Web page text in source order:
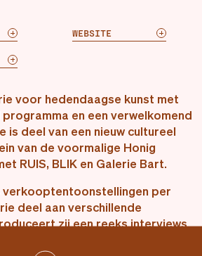
WEBSITE
voor hedendaagse kunst met
en een verwelkomend
is deel van een nieuw cultureel
van de voormalige Honig
RUIS, BLIK en Galerie Bart.
verkooptentoonstellingen per
deel aan verschillende
zij een reeks interviews